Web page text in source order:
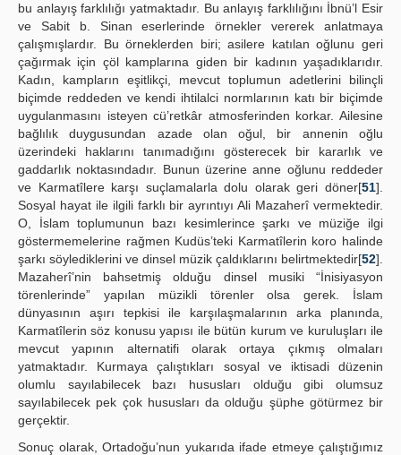
bu anlayış farklılığı yatmaktadır. Bu anlayış farklılığını İbnü’l Esir
ve Sabit b. Sinan eserlerinde örnekler vererek anlatmaya
çalışmışlardır. Bu örneklerden biri; asilere katılan oğlunu geri
çağırmak için çöl kamplarına giden bir kadının yaşadıklarıdır.
Kadın, kampların eşitlikçi, mevcut toplumun adetlerini bilinçli
biçimde reddeden ve kendi ihtilalci normlarının katı bir biçimde
uygulanmasını isteyen cü’retkâr atmosferinden korkar. Ailesine
bağlılık duygusundan azade olan oğul, bir annenin oğlu
üzerindeki haklarını tanımadığını gösterecek bir kararlık ve
gaddarlık noktasındadır. Bunun üzerine anne oğlunu reddeder
ve Karmatîlere karşı suçlamalarla dolu olarak geri döner[51].
Sosyal hayat ile ilgili farklı bir ayrıntıyı Ali Mazaherî vermektedir.
O, İslam toplumunun bazı kesimlerince şarkı ve müziğe ilgi
göstermemelerine rağmen Kudüs’teki Karmatîlerin koro halinde
şarkı söylediklerini ve dinsel müzik çaldıklarını belirtmektedir[52].
Mazaherî’nin bahsetmiş olduğu dinsel musiki “İnisiyasyon
törenlerinde” yapılan müzikli törenler olsa gerek. İslam
dünyasının aşırı tepkisi ile karşılaşmalarının arka planında,
Karmatîlerin söz konusu yapısı ile bütün kurum ve kuruluşları ile
mevcut yapının alternatifi olarak ortaya çıkmış olmaları
yatmaktadır. Kurmaya çalıştıkları sosyal ve iktisadi düzenin
olumlu sayılabilecek bazı hususları olduğu gibi olumsuz
sayılabilecek pek çok hususları da olduğu şüphe götürmez bir
gerçektir.
Sonuç olarak, Ortadoğu’nun yukarıda ifade etmeye çalıştığımız